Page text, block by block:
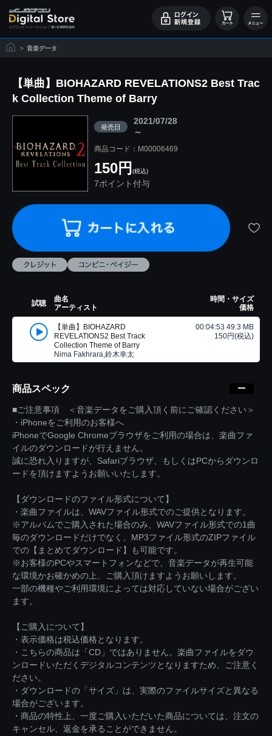
> 音楽データ
【単曲】BIOHAZARD REVELATIONS2 Best Trac
k Collection Theme of Barry
発売日
2021/07/28
～
商品コード：M00006469
150円 (税込)
7ポイント付与
試聴
曲名
アーティスト
時間・サイズ
価格
【単曲】BIOHAZARD
REVELATIONS2 Best Track
Collection Theme of Barry
Nima Fakhrara,鈴木幸太
00:04:53 49.3 MB
150円(税込)
商品スペック
■ご注意事項 ＜音楽データをご購入頂く前にご確認ください＞
・iPhoneをご利用のお客様へ
iPhoneでGoogle Chromeブラウザをご利用の場合は、楽曲ファ
イルのダウンロードが行えません。
誠に恐れ入りますが、Safariブラウザ、もしくはPCからダウンロ
ードを頂けますようお願いいたします。
【ダウンロードのファイル形式について】
・楽曲ファイルは、WAVファイル形式でのご提供となります。
※アルバムでご購入された場合のみ、WAVファイル形式での1曲
毎のダウンロードだけでなく、MP3ファイル形式のZIPファイル
での【まとめてダウンロード】も可能です。
※お客様のPCやスマートフォンなどで、音楽データが再生可能
な環境かお確かめの上、ご購入頂けますようお願いします。
一部の機種やご利用環境によっては対応していない場合がござい
ます。
【ご購入について】
・表示価格は税込価格となります。
・こちらの商品は「CD」ではありません。楽曲ファイルをダウ
ンロードいただくデジタルコンテンツとなりますため、ご注意く
ださい。
・ダウンロードの「サイズ」は、実際のファイルサイズと異なる
場合がございます。
・商品の特性上、一度ご購入いただいた商品については、注文の
キャンセル、返金を承ることができません。